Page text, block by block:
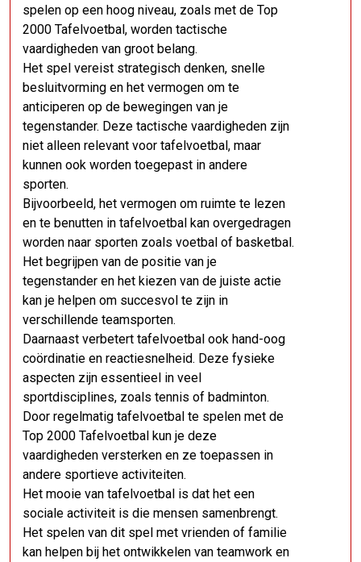
spelen op een hoog niveau, zoals met de Top
2000 Tafelvoetbal, worden tactische
vaardigheden van groot belang.
Het spel vereist strategisch denken, snelle
besluitvorming en het vermogen om te
anticiperen op de bewegingen van je
tegenstander. Deze tactische vaardigheden zijn
niet alleen relevant voor tafelvoetbal, maar
kunnen ook worden toegepast in andere
sporten.
Bijvoorbeeld, het vermogen om ruimte te lezen
en te benutten in tafelvoetbal kan overgedragen
worden naar sporten zoals voetbal of basketbal.
Het begrijpen van de positie van je
tegenstander en het kiezen van de juiste actie
kan je helpen om succesvol te zijn in
verschillende teamsporten.
Daarnaast verbetert tafelvoetbal ook hand-oog
coördinatie en reactiesnelheid. Deze fysieke
aspecten zijn essentieel in veel
sportdisciplines, zoals tennis of badminton.
Door regelmatig tafelvoetbal te spelen met de
Top 2000 Tafelvoetbal kun je deze
vaardigheden versterken en ze toepassen in
andere sportieve activiteiten.
Het mooie van tafelvoetbal is dat het een
sociale activiteit is die mensen samenbrengt.
Het spelen van dit spel met vrienden of familie
kan helpen bij het ontwikkelen van teamwork en